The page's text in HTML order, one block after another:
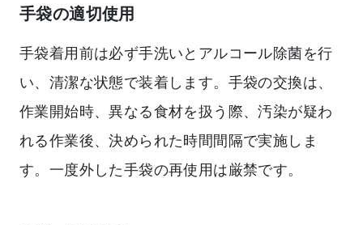
手袋の適切使用
手袋着用前は必ず手洗いとアルコール除菌を行
い、清潔な状態で装着します。手袋の交換は、
作業開始時、異なる食材を扱う際、汚染が疑わ
れる作業後、決められた時間間隔で実施しま
す。一度外した手袋の再使用は厳禁です。